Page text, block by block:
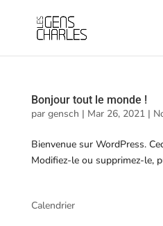
Bonjour tout le monde !
par gensch | Mar 26, 2021|
Bienvenue sur WordPress.
Modifiez-le ou supprimez-le,
Calendrier